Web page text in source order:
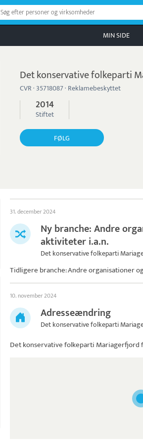
Søg efter personer og virksomheder
MIN SIDE
Det konservative folkeparti
CVR · 35718087 · Reklamebeskyttet
2014
Stiftet
FØLG
31. december 2024
Ny branche: Andre
aktiviteter i.a.n.
Det konservative folkeparti
Tidligere branche: Andre organisationer
10. november 2024
Adresseændring
Det konservative folkeparti
Det konservative folkeparti Mariagerfjord